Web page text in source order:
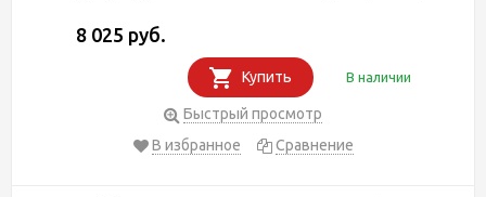
8 025 руб.
Купить В наличии
Быстрый просмотр
В избранное
Сравнение